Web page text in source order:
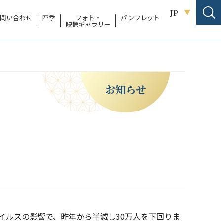
い合わせ 四季 フォト・
映像ギャラリー
パンフレット JP
お知らせ
スの影響で、昨年から半減し30万人を下回りま